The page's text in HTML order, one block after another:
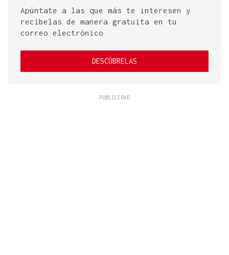
Apúntate a las que más te interesen y
recíbelas de manera gratuita en tu
correo electrónico
DESCÚBRELAS